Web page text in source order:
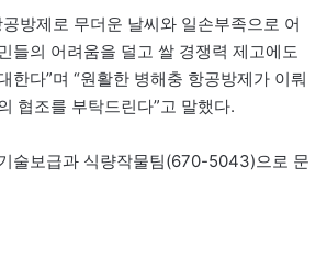
방제로 무더운 날씨와 일손부족으로 어
들의 어려움을 덜고 쌀 경쟁력 제고에도
한다”며 “원활한 병해충 항공방제가 이뤄
협조를 부탁드린다”고 말했다.
술보급과 식량작물팀(670-5043)으로 문